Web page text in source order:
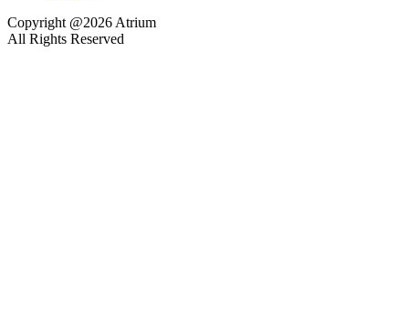
Copyright @2026 Atrium
All Rights Reserved